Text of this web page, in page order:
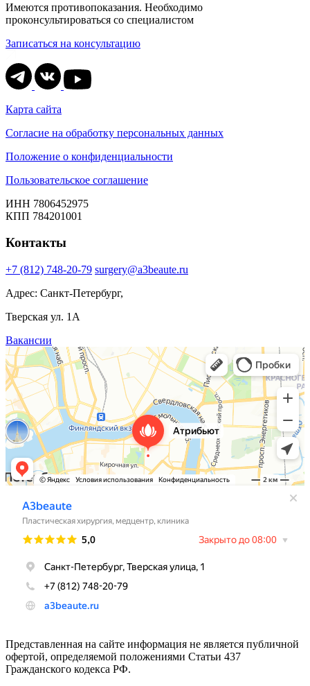
Имеются противопоказания. Необходимо
проконсультироваться со специалистом
Записаться на консультацию
Карта сайта
Согласие на обработку персональных данных
Положение о конфиденциальности
Пользовательское соглашение
ИНН 7806452975
КПП 784201001
Контакты
+7 (812) 748-20-79 surgery@a3beaute.ru
Адрес: Санкт-Петербург,
Тверская ул. 1А
Вакансии
Представленная на сайте информация не является публичной
офертой, определяемой положениями Статьи 437
Гражданского кодекса РФ.